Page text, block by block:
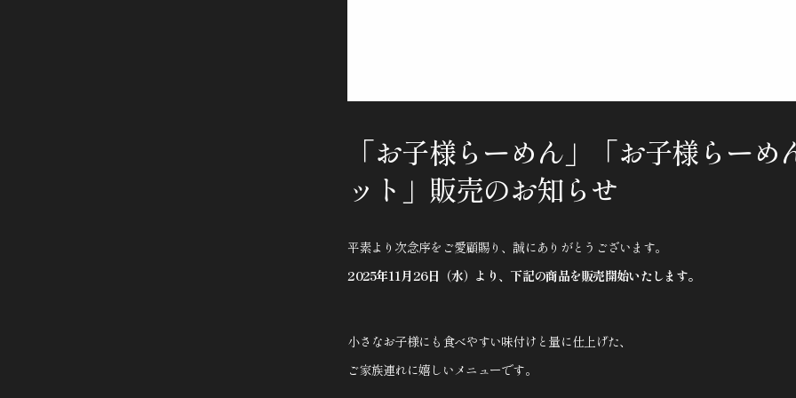
「お子様らーめん」「お子様らーめ
ット」販売のお知らせ
平素より次念序をご愛顧賜り、誠にありがとうございます。
2025年11月26日（水）より、下記の商品を販売開始いたします。
小さなお子様にも食べやすい味付けと量に仕上げた、
ご家族連れに嬉しいメニューです。